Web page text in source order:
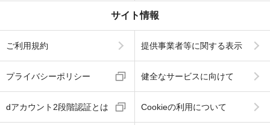
サイト情報
ご利用規約 提供事業者等に関する表示
プライバシーポリシー 健全なサービスに向けて
dアカウント2段階認証とは Cookieの利用について